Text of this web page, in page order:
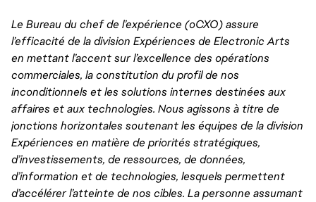
Le Bureau du chef de l’expérience (oCXO) assure
l’efficacité de la division Expériences de Electronic Arts
en mettant l’accent sur l’excellence des opérations
commerciales, la constitution du profil de nos
inconditionnels et les solutions internes destinées aux
affaires et aux technologies. Nous agissons à titre de
jonctions horizontales soutenant les équipes de la division
Expériences en matière de priorités stratégiques,
d’investissements, de ressources, de données,
d’information et de technologies, lesquels permettent
d’accélérer l’atteinte de nos cibles. La personne assumant